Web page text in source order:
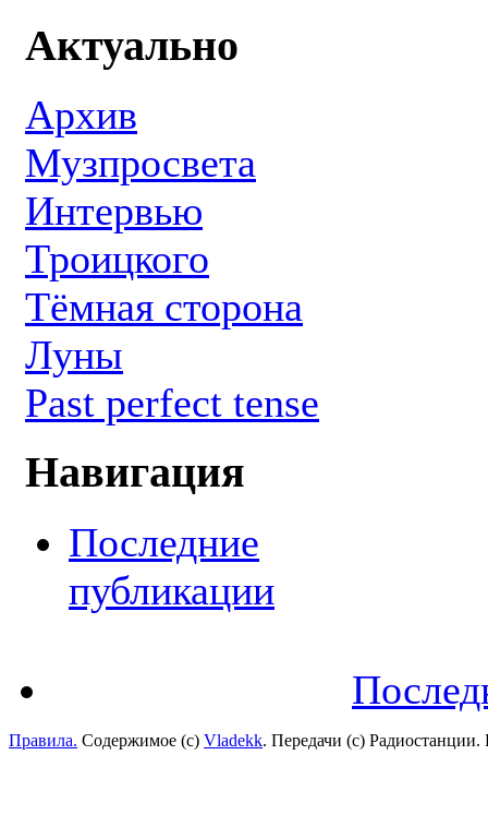
Актуально
Архив
Музпросвета
Интервью
Троицкого
Тёмная сторона
Луны
Past perfect tense
Навигация
Последние
публикации
Правила. Содержимое (с) Vladekk. Передачи (с)